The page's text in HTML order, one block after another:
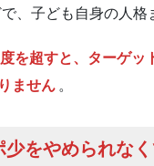
、子ども自身の人格
度を超すと、ターゲッ
ません 。
少をやめられな